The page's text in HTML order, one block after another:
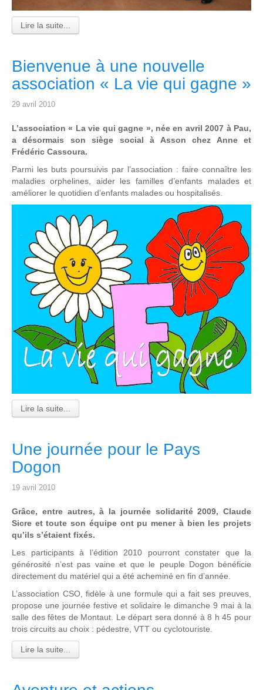
Lire la suite...
Bienvenue à une nouvelle
association « La vie qui gagne »
29 avril 2010
L’association « La vie qui gagne », née en avril 2007 à Pau,
a désormais son siège social à Asson chez Anne et
Frédéric Cassoura.
Parmi les buts poursuivis par l’association : faire connaître les
maladies orphelines, aider les familles d’enfants malades et
améliorer le quotidien d’enfants malades ou hospitalisés.
Lire la suite...
Une journée pour le Pays
Dogon
19 avril 2010
Grâce, entre autres, à la journée solidarité 2009, Claude
Sicre et toute son équipe ont pu mener à bien les projets
qu’ils s’étaient fixés.
Les participants à l’édition 2010 pourront constater que la
générosité n’est pas vaine et que le peuple Dogon bénéficie
directement du matériel qui a été acheminé en fin d’année.
L’association CSO, fidèle à une formule qui a fait ses preuves,
propose une journée festive et solidaire le dimanche 9 mai à la
salle des fêtes de Montaut. Le départ sera donné à 8 h 45 pour
trois circuits au choix : pédestre, VTT ou cyclotouriste.
Lire la suite...